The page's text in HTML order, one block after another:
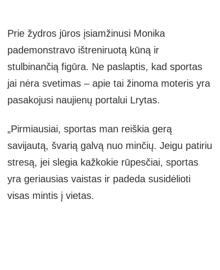
Prie žydros jūros įsiamžinusi Monika
pademonstravo ištreniruotą kūną ir
stulbinančią figūra. Ne paslaptis, kad sportas
jai nėra svetimas – apie tai žinoma moteris yra
pasakojusi naujienų portalui Lrytas.
„Pirmiausiai, sportas man reiškia gerą
savijautą, švarią galvą nuo minčių. Jeigu patiriu
stresą, jei slegia kažkokie rūpesčiai, sportas
yra geriausias vaistas ir padeda susidėlioti
visas mintis į vietas.